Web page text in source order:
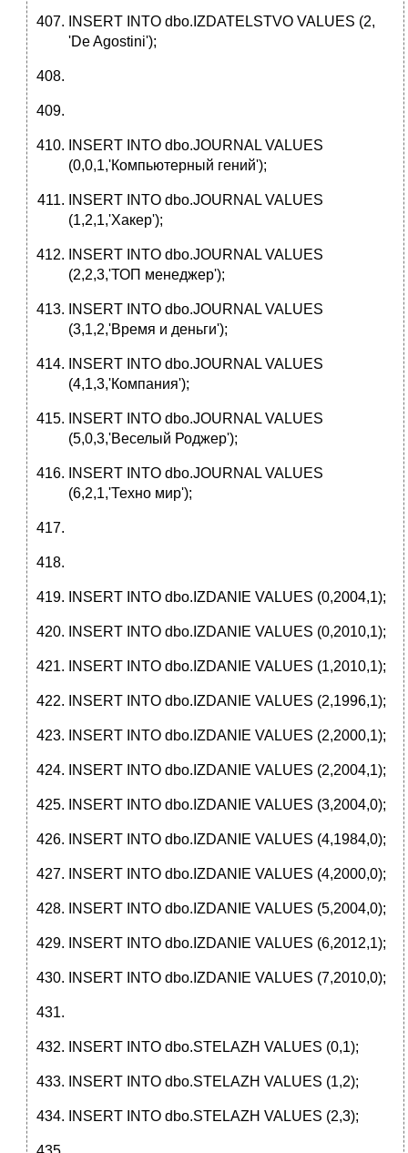
INSERT INTO dbo.IZDATELSTVO VALUES (2,
'De Agostini');
INSERT INTO dbo.JOURNAL VALUES
(0,0,1,'Компьютерный гений');
INSERT INTO dbo.JOURNAL VALUES
(1,2,1,'Хакер');
INSERT INTO dbo.JOURNAL VALUES
(2,2,3,'ТОП менеджер');
INSERT INTO dbo.JOURNAL VALUES
(3,1,2,'Время и деньги');
INSERT INTO dbo.JOURNAL VALUES
(4,1,3,'Компания');
INSERT INTO dbo.JOURNAL VALUES
(5,0,3,'Веселый Роджер');
INSERT INTO dbo.JOURNAL VALUES
(6,2,1,'Техно мир');
INSERT INTO dbo.IZDANIE VALUES (0,2004,1);
INSERT INTO dbo.IZDANIE VALUES (0,2010,1);
INSERT INTO dbo.IZDANIE VALUES (1,2010,1);
INSERT INTO dbo.IZDANIE VALUES (2,1996,1);
INSERT INTO dbo.IZDANIE VALUES (2,2000,1);
INSERT INTO dbo.IZDANIE VALUES (2,2004,1);
INSERT INTO dbo.IZDANIE VALUES (3,2004,0);
INSERT INTO dbo.IZDANIE VALUES (4,1984,0);
INSERT INTO dbo.IZDANIE VALUES (4,2000,0);
INSERT INTO dbo.IZDANIE VALUES (5,2004,0);
INSERT INTO dbo.IZDANIE VALUES (6,2012,1);
INSERT INTO dbo.IZDANIE VALUES (7,2010,0);
INSERT INTO dbo.STELAZH VALUES (0,1);
INSERT INTO dbo.STELAZH VALUES (1,2);
INSERT INTO dbo.STELAZH VALUES (2,3);